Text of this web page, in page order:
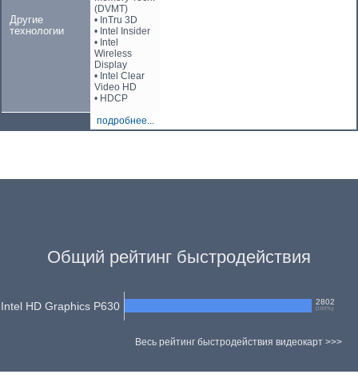
Другие
технологии
(DVMT)
• InTru 3D
• Intel Insider
• Intel
Wireless
Display
• Intel Clear
Video HD
• HDCP
подробнее...
Общий рейтинг быстродействия
Intel HD Graphics P630 2802
(100 %)
Весь рейтинг быстродействия видеокарт >>>